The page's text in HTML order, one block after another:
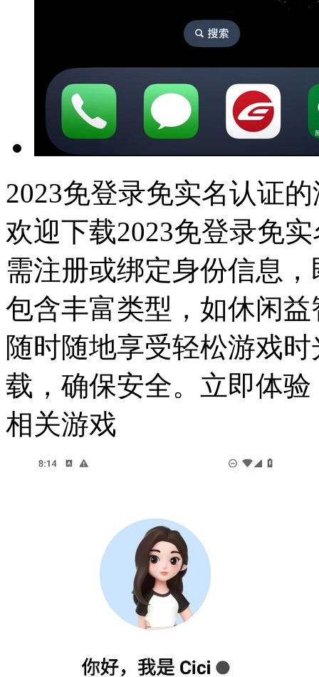
2023免登录免实名认证
欢迎下载2023免登录免
需注册或绑定身份信息
包含丰富类型，如休闲
随时随地享受轻松游戏
载，确保安全。立即体
相关游戏